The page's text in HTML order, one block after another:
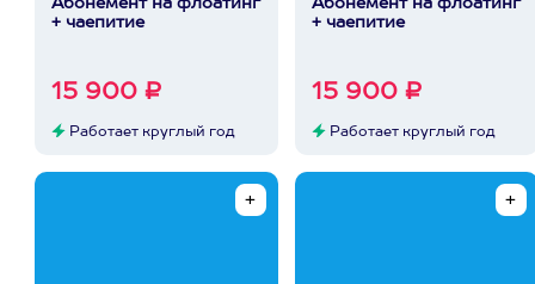
Абонемент на флоатинг
+ чаепитие
15 900 ₽
Работает круглый год
Абонемент на флоатинг
+ чаепитие
15 900 ₽
Работает круглый год